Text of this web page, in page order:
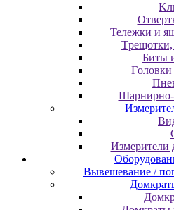
Teлeжки и
Tpeщoтки,
Биты
Шapниpнo-
Измepитeли
Вывешевание /